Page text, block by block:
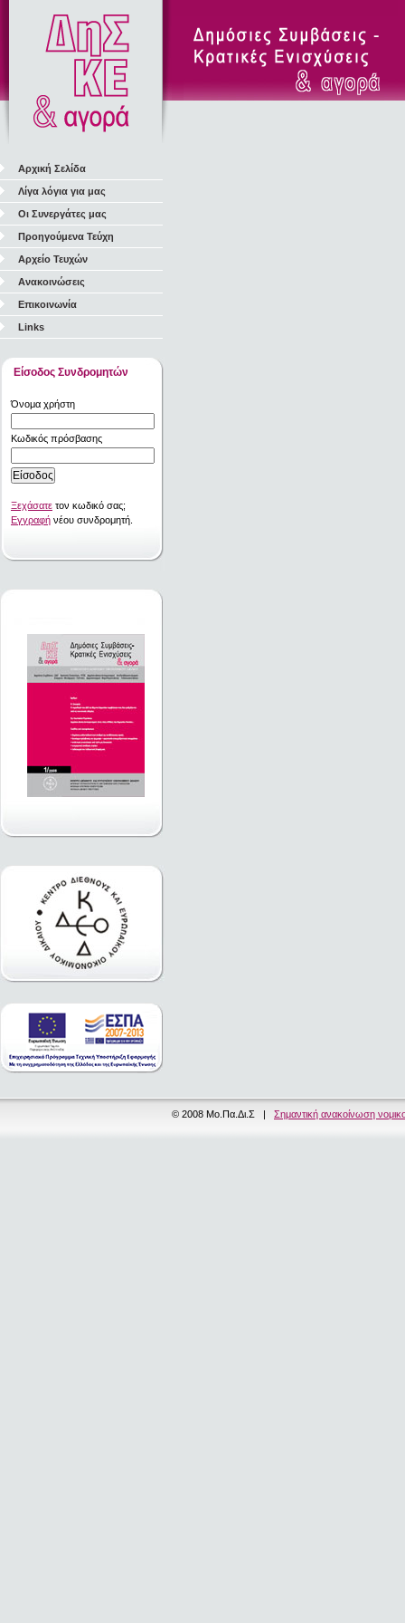
Αρχική Σελίδα
Λίγα λόγια για μας
Οι Συνεργάτες μας
Προηγούμενα Τεύχη
Αρχείο Τευχών
Ανακοινώσεις
Επικοινωνία
Links
Είσοδος Συνδρομητών
Όνομα χρήστη
Κωδικός πρόσβασης
Ξεχάσατε τον κωδικό σας;
Εγγραφή νέου συνδρομητή.
© 2008 Μο.Πα.Δι.Σ | Σημαντική ανακοίνωση